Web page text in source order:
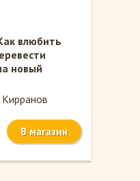
влюбить
новый
В магазин